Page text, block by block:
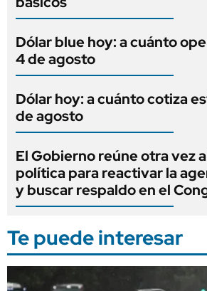
Dólar blue hoy: a cuánto
4 de agosto
Dólar hoy: a cuánto cotiza
de agosto
El Gobierno reúne otra vez
política para reactivar la
y buscar respaldo en el
Te puede interesar